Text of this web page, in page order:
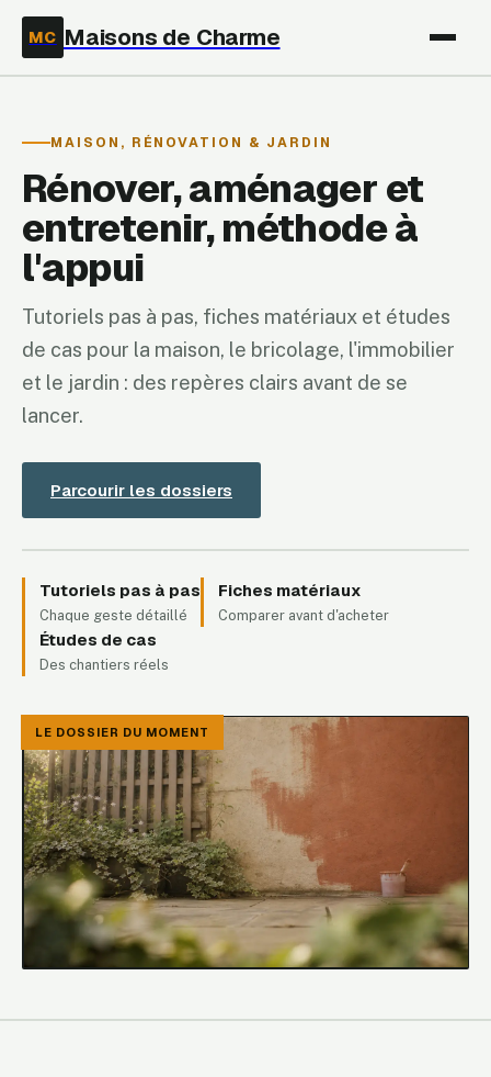
MC Maisons de Charme
MAISON, RÉNOVATION & JARDIN
Rénover, aménager et
entretenir, méthode à
l'appui
Tutoriels pas à pas, fiches matériaux et études
de cas pour la maison, le bricolage, l'immobilier
et le jardin : des repères clairs avant de se
lancer.
Parcourir les dossiers
Tutoriels pas à pas
Chaque geste détaillé
Fiches matériaux
Comparer avant d'acheter
Études de cas
Des chantiers réels
LE DOSSIER DU MOMENT